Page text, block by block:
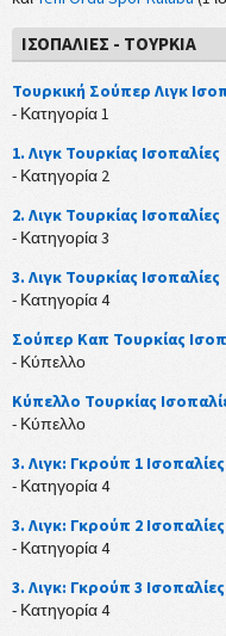
ΙΣΟΠΑΛΊΕΣ - ΤΟΥΡΚΊΑ
Τουρκική Σούπερ Λιγκ
- Κατηγορία 1
1. Λιγκ Τουρκίας Ισοπαλίες
- Κατηγορία 2
2. Λιγκ Τουρκίας Ισοπαλίες
- Κατηγορία 3
3. Λιγκ Τουρκίας Ισοπαλίες
- Κατηγορία 4
Σούπερ Καπ Τουρκίας
- Κύπελλο
Κύπελλο Τουρκίας
- Κύπελλο
3. Λιγκ: Γκρούπ 1 Ισοπαλίες
- Κατηγορία 4
3. Λιγκ: Γκρούπ 2 Ισοπαλίες
- Κατηγορία 4
3. Λιγκ: Γκρούπ 3 Ισοπαλίες
- Κατηγορία 4